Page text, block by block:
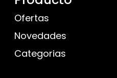
Ofertas
Novedades
Categorias